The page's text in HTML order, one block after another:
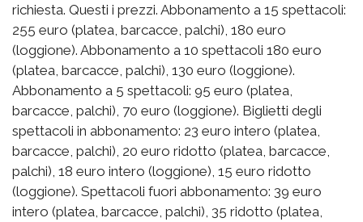
richiesta. Questi i prezzi. Abbonamento a 15 spettacoli:
255 euro (platea, barcacce, palchi), 180 euro
(loggione). Abbonamento a 10 spettacoli 180 euro
(platea, barcacce, palchi), 130 euro (loggione).
Abbonamento a 5 spettacoli: 95 euro (platea,
barcacce, palchi), 70 euro (loggione). Biglietti degli
spettacoli in abbonamento: 23 euro intero (platea,
barcacce, palchi), 20 euro ridotto (platea, barcacce,
palchi), 18 euro intero (loggione), 15 euro ridotto
(loggione). Spettacoli fuori abbonamento: 39 euro
intero (platea, barcacce, palchi), 35 ridotto (platea,